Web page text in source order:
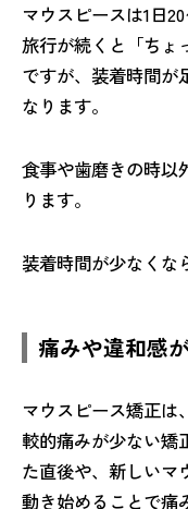
マウスピースは1日
旅行が続くと「ちょ
ですが、装着時間が
なります。
食事や歯磨きの時以
ります。
装着時間が少なくな
痛みや違和感
マウスピース矯正は
較的痛みが少ない矯
た直後や、新しいマ
動き始めることで痛